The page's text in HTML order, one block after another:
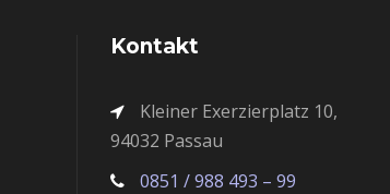
Kontakt
Kleiner Exerzierplatz 10,
94032 Passau
0851 / 988 493 – 99